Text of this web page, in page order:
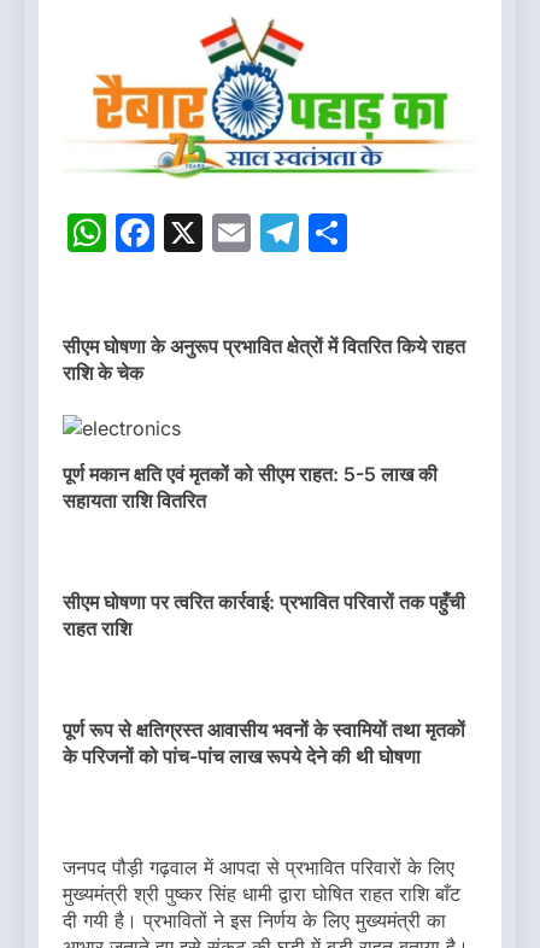
WhatsApp
Facebook
X EmailTelegram
सीएम घोषणा के अनुरूप प्रभावित क्षेत्रों में वितरित किये राहत
राशि के चेक
पूर्ण मकान क्षति एवं मृतकों को सीएम राहत: 5-5 लाख की
सहायता राशि वितरित
सीएम घोषणा पर त्वरित कार्रवाई: प्रभावित परिवारों तक पहुँची
राहत राशि
पूर्ण रूप से क्षतिग्रस्त आवासीय भवनों के स्वामियों तथा मृतकों
के परिजनों को पांच-पांच लाख रूपये देने की थी घोषणा
जनपद पौड़ी गढ़वाल में आपदा से प्रभावित परिवारों के लिए
मुख्यमंत्री श्री पुष्कर सिंह धामी द्वारा घोषित राहत राशि बाँट
दी गयी है। प्रभावितों ने इस निर्णय के लिए मुख्यमंत्री का